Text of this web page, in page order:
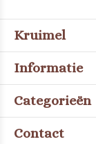
Kruimel
Informatie
Categorieën
Contact